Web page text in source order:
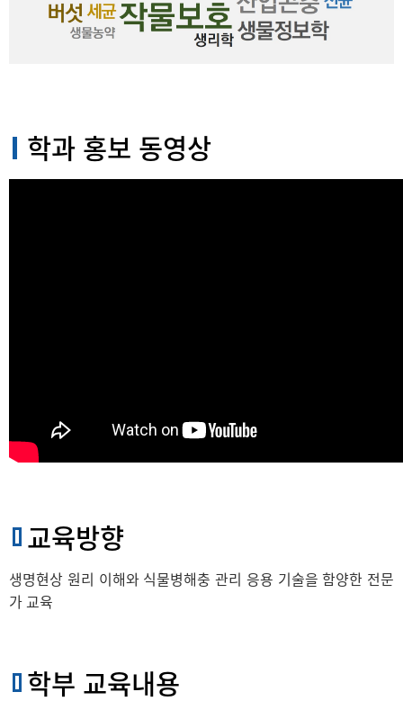
학과 홍보 동영상
교육방향
생명현상 원리 이해와 식물병해충 관리 응용 기술을 함양한 전문
가 교육
학부 교육내용